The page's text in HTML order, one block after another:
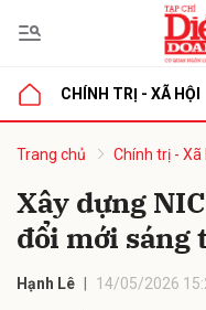
CHÍNH TRỊ - XÃ HỘI
Trang chủ Chính trị - Xã
Xây dựng
đổi mới sáng
Hạnh Lê 14/05/2026
luận